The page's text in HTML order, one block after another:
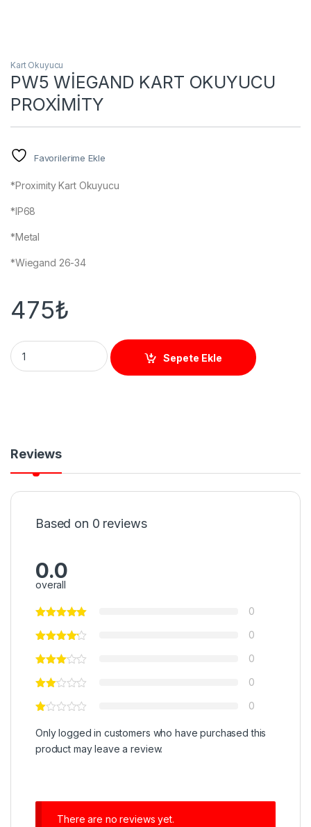
Kart Okuyucu
PW5 WİEGAND KART OKUYUCU
PROXİMİTY
Favorilerime Ekle
*Proximity Kart Okuyucu
*IP68
*Metal
*Wiegand 26-34
475₺
PW5 WİEGAND KART OKUYUCU PROXİMİTY quantity
Sepete Ekle
Reviews
Based on 0 reviews
0.0
overall
0
0
0
0
0
Only logged in customers who have purchased this
product may leave a review.
There are no reviews yet.